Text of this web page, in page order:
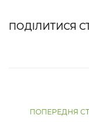
ПОДІЛИТИСЯ
ПОПЕРЕДНЯ